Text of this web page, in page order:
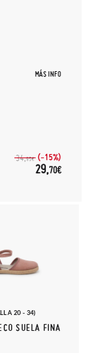
MÁS INFO
34,95€ (-15%)
29,70€
20 - 34)
SUELA FINA